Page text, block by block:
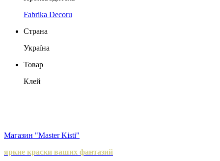
Fabrika Decoru
Страна
Україна
Товар
Клей
Магазин "Master Kisti"
яркие краски ваших фантазий